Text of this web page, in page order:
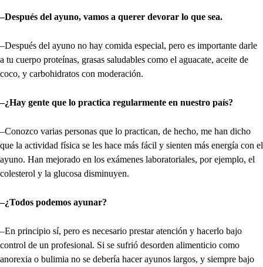
–Después del ayuno, vamos a querer devorar lo que sea.
–Después del ayuno no hay comida especial, pero es importante darle
a tu cuerpo proteínas, grasas saludables como el aguacate, aceite de
coco, y carbohidratos con moderación.
–¿Hay gente que lo practica regularmente en nuestro país?
–Conozco varias personas que lo practican, de hecho, me han dicho
que la actividad física se les hace más fácil y sienten más energía con el
ayuno. Han mejorado en los exámenes laboratoriales, por ejemplo, el
colesterol y la glucosa disminuyen.
–¿Todos podemos ayunar?
–En principio sí, pero es necesario prestar atención y hacerlo bajo
control de un profesional. Si se sufrió desorden alimenticio como
anorexia o bulimia no se debería hacer ayunos largos, y siempre bajo